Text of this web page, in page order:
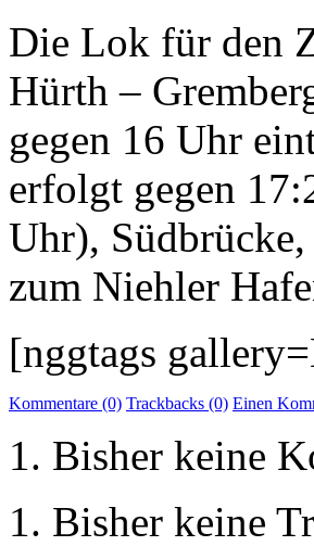
Die Lok für den
Hürth –
gegen 16 Uhr
erfolgt gegen
Uhr),
zum Niehler
[nggtags
Kommentare (0) Trackbacks (0) Einen
Bisher keine
Bisher keine